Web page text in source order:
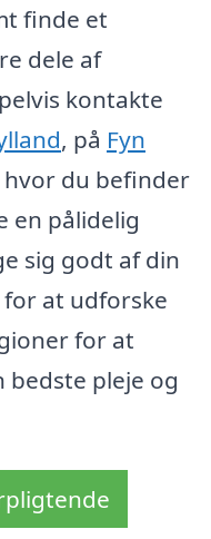
finde et
dele af
kontakte
, på Fyn
hvor du befinder
en pålidelig
sig godt af din
at udforske
for at
bedste pleje og